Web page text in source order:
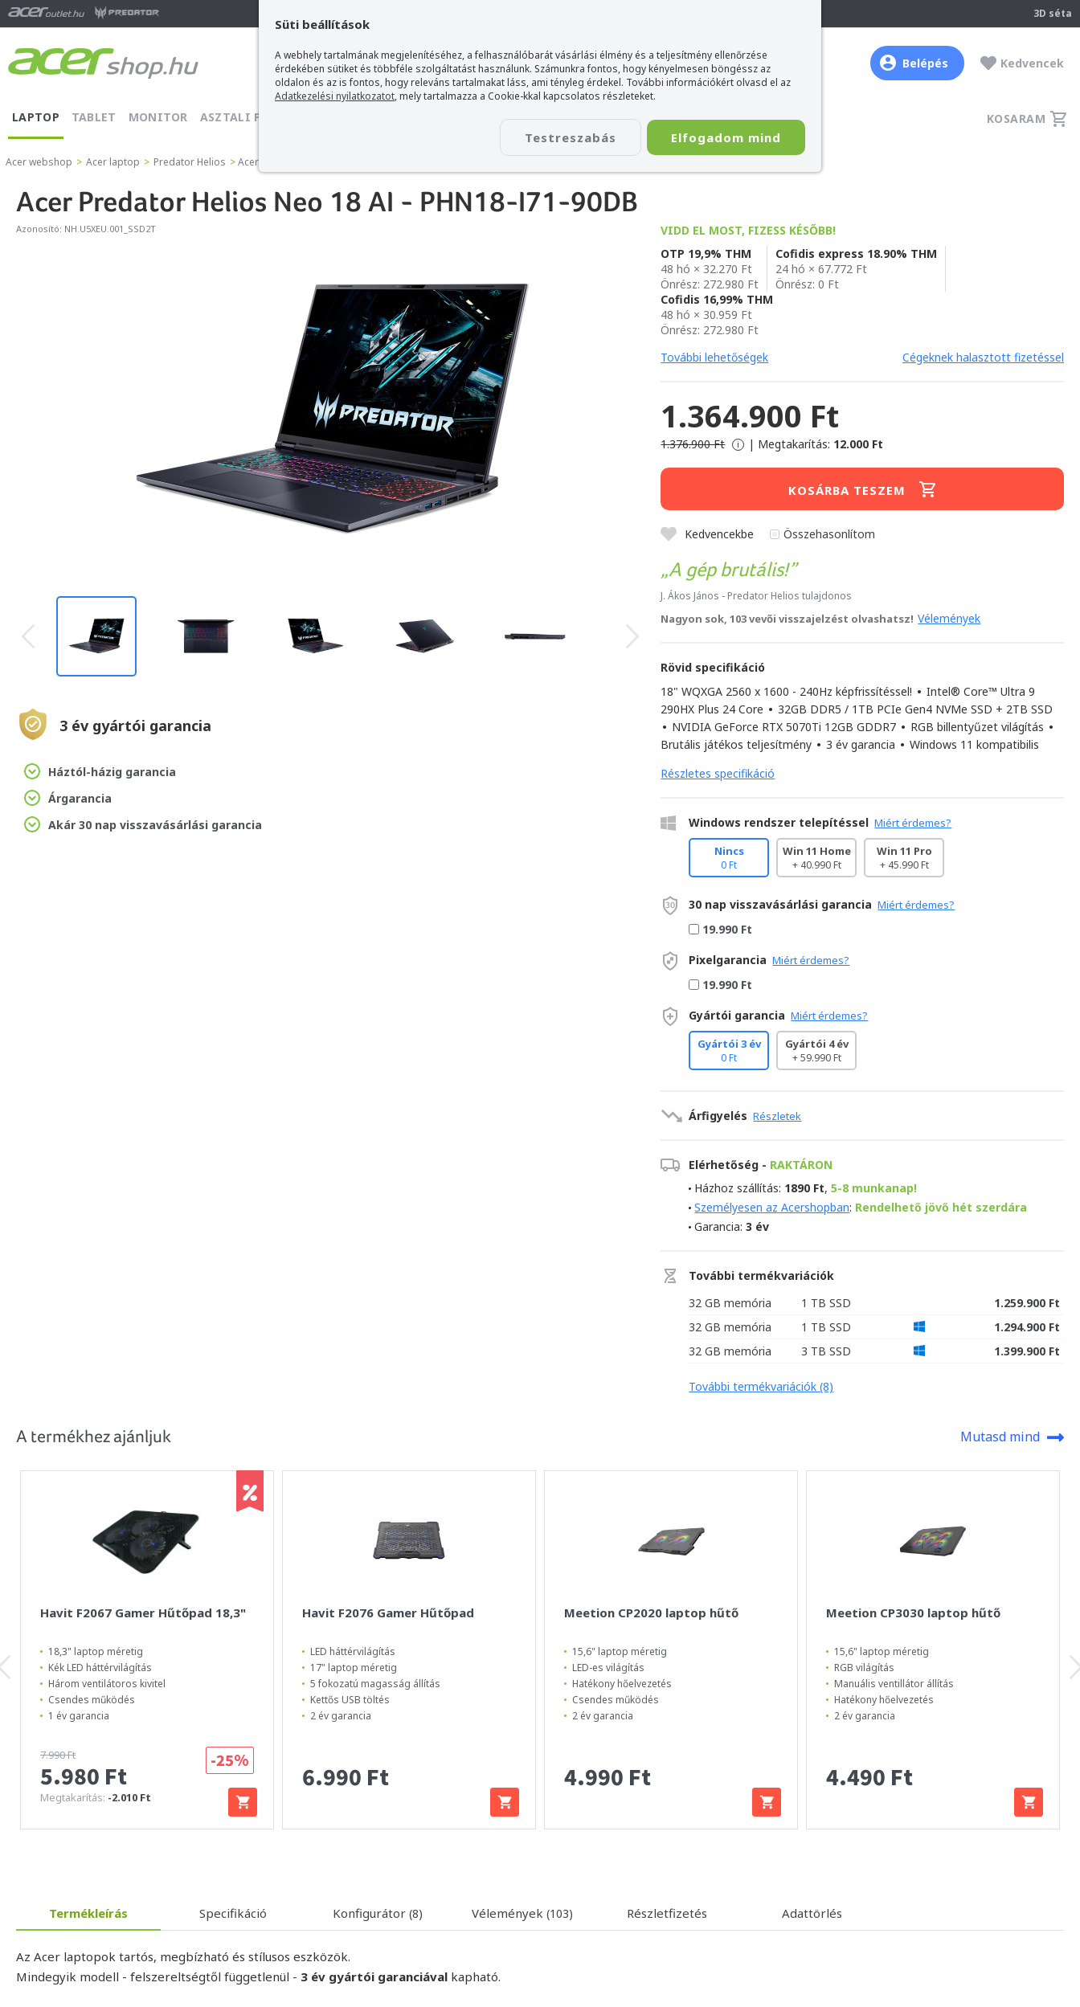
Süti beállítások
A webhely tartalmának megjelenítéséhez, a felhasználóbarát vásárlási élmény és a teljesítmény ellenőrzése
érdekében sütiket és többféle szolgáltatást használunk. Számunkra fontos, hogy kényelmesen böngéssz az
oldalon és az is fontos, hogy releváns tartalmakat láss, ami tényleg érdekel. További információkért olvasd el az
Adatkezelési nyilatkozatot, mely tartalmazza a Cookie-kkal kapcsolatos részleteket.
Testreszabás Elfogadom mind
3D séta
Belépés Kedvencek
LAPTOP TABLET MONITOR ASZTALI PC KIEGÉSZÍTŐ KAPCSOLAT KOSARAM
Acer webshop > Acer laptop > Predator Helios >Acer Predator Helios Neo 18 AI - PHN18-I71-90DB
Acer Predator Helios Neo 18 AI - PHN18-I71-90DB
Azonosító: NH.U5XEU.001_SSD2T
3 év gyártói garancia
Háztól-házig garancia
Árgarancia
Akár 30 nap visszavásárlási garancia
VIDD EL MOST, FIZESS KÉSŐBB!
OTP 19,9% THM
48 hó × 32.270 Ft
Önrész: 272.980 Ft
Cofidis express 18.90% THM
24 hó × 67.772 Ft
Önrész: 0 Ft
Cofidis 16,99% THM
48 hó × 30.959 Ft
Önrész: 272.980 Ft
További lehetőségek
Cégeknek halasztott fizetéssel
1.364.900 Ft
1.376.900 Ft i | Megtakarítás: 12.000 Ft
KOSÁRBA TESZEM
Kedvencekbe Összehasonlítom
A gép brutális!
J. Ákos János - Predator Helios tulajdonos
Nagyon sok, 103 vevői visszajelzést olvashatsz! Vélemények
Rövid specifikáció
18" WQXGA 2560 x 1600 - 240Hz képfrissítéssel! • Intel® Core™ Ultra 9
290HX Plus 24 Core • 32GB DDR5 / 1TB PCIe Gen4 NVMe SSD + 2TB SSD
• NVIDIA GeForce RTX 5070Ti 12GB GDDR7 • RGB billentyűzet világítás •
Brutális játékos teljesítmény • 3 év garancia • Windows 11 kompatibilis
Részletes specifikáció
Windows rendszer telepítéssel Miért érdemes?
Nincs
0 Ft
Win 11 Home
+ 40.990 Ft
Win 11 Pro
+ 45.990 Ft
30 nap visszavásárlási garancia Miért érdemes?
19.990 Ft
Pixelgarancia Miért érdemes?
19.990 Ft
Gyártói garancia Miért érdemes?
Gyártói 3 év
0 Ft
Gyártói 4 év
+ 59.990 Ft
Árfigyelés Részletek
Elérhetőség - RAKTÁRON
Házhoz szállítás: 1890 Ft,5-8 munkanap!
Személyesen az Acershopban: Rendelhető jövő hét szerdára
Garancia:3 év
További termékvariációk
32 GB memória
1 TB SSD
1.259.900 Ft
32 GB memória
1 TB SSD
1.294.900 Ft
32 GB memória
3 TB SSD 1.399.900 Ft
További termékvariációk (8)
A termékhez ajánljuk Mutasd mind
Havit F2067 Gamer Hűtőpad 18,3"
18,3" laptop méretig
Kék LED háttérvilágítás
Három ventilátoros kivitel
Csendes működés
1 év garancia
7.990 Ft
5.980 Ft
Megtakarítás: -2.010 Ft
-25%
Havit F2076 Gamer Hűtőpad
LED háttérvilágítás
17" laptop méretig
5 fokozatú magasság állítás
Kettős USB töltés
2 év garancia
6.990 Ft
Meetion CP2020 laptop hűtő
15,6" laptop méretig
LED-es világítás
Hatékony hőelvezetés
Csendes működés
2 év garancia
4.990 Ft
Meetion CP3030 laptop hűtő
15,6" laptop méretig
RGB világítás
Manuális ventillátor állítás
Hatékony hőelvezetés
2 év garancia
4.490 Ft
Termékleírás Specifikáció Konfigurátor (8) Vélemények (103) Részletfizetés Adattörlés
Az Acer laptopok tartós, megbízható és stílusos eszközök.
Mindegyik modell - felszereltségtől függetlenül - 3 év gyártói garanciával kapható.